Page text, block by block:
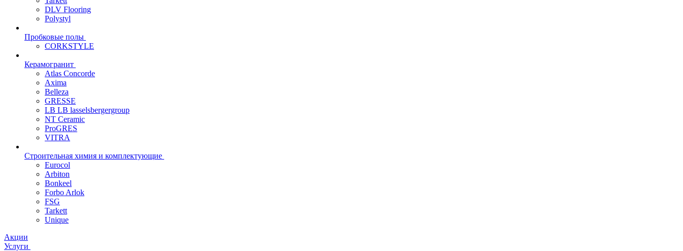
DLV Flooring
Polystyl
Пробковые полы
CORKSTYLE
Керамогранит
Atlas Concorde
Axima
Belleza
GRESSE
LB LB lasselsbergergroup
NT Ceramic
ProGRES
VITRA
Строительная химия и комплектующие
Eurocol
Arbiton
Bonkeel
Forbo Arlok
FSG
Tarkett
Unique
Акции
Услуги